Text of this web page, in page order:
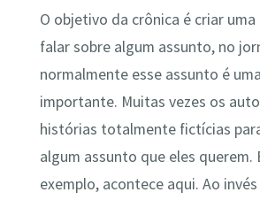
O objetivo da crônica é criar
falar sobre algum assunto, no
normalmente esse assunto é
importante. Muitas vezes os
histórias totalmente fictícias
algum assunto que eles querem.
exemplo, acontece aqui. Ao